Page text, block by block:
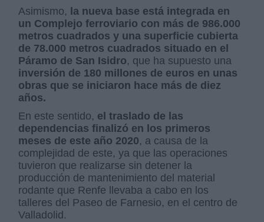
Asimismo,
la nueva base está integrada en
un Complejo ferroviario con más de 986.000
metros cuadrados y una superficie cubierta
de 78.000 metros cuadrados situado en el
Páramo de San Isidro, que ha supuesto una
inversión de 180 millones de euros en unas
obras que se iniciaron hace más de diez
años.
En este sentido, el traslado de las
dependencias finalizó en los primeros
meses de este año 2020, a causa de la
complejidad de este, ya que las operaciones
tuvieron que realizarse sin detener la
producción de mantenimiento del material
rodante que Renfe llevaba a cabo en los
talleres del Paseo de Farnesio, en el centro de
Valladolid.